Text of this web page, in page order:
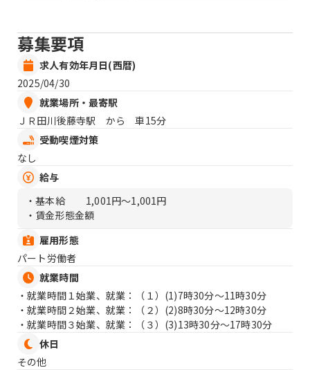
募集要項
求人有効年月日(西暦)
2025/04/30
就業場所・最寄駅
ＪＲ田川後藤寺駅 から 車15分
受動喫煙対策
なし
給与
・基本給
1,001円〜1,001円
・賃金形態金額
雇用形態
パート労働者
就業時間
・就業時間１始業、就業：（１） (1)7時30分〜11時30分
・就業時間２始業、就業：（２） (2)8時30分〜12時30分
・就業時間３始業、就業：（３） (3)13時30分〜17時30分
休日
その他